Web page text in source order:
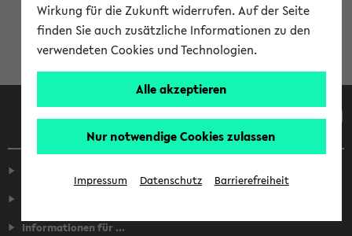
Informationen für ...
Wirkung für die Zukunft widerrufen. Auf der Seite
finden Sie auch zusätzliche Informationen zu den
verwendeten Cookies und Technologien.
Alle akzeptieren
Nur notwendige Cookies zulassen
Impressum Datenschutz Barrierefreiheit